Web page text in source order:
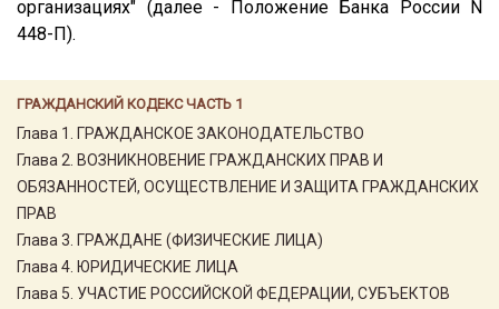
ГРАЖДАНСКИЙ КОДЕКС ЧАСТЬ 1
Глава 1. ГРАЖДАНСКОЕ ЗАКОНОДАТЕЛЬСТВО
Глава 2. ВОЗНИКНОВЕНИЕ ГРАЖДАНСКИХ ПРАВ И
ОБЯЗАННОСТЕЙ, ОСУЩЕСТВЛЕНИЕ И ЗАЩИТА ГРАЖДАНСКИХ
ПРАВ
Глава 3. ГРАЖДАНЕ (ФИЗИЧЕСКИЕ ЛИЦА)
Глава 4. ЮРИДИЧЕСКИЕ ЛИЦА
Глава 5. УЧАСТИЕ РОССИЙСКОЙ ФЕДЕРАЦИИ, СУБЪЕКТОВ
организациях" (далее - Положение Банка России N
448-П).